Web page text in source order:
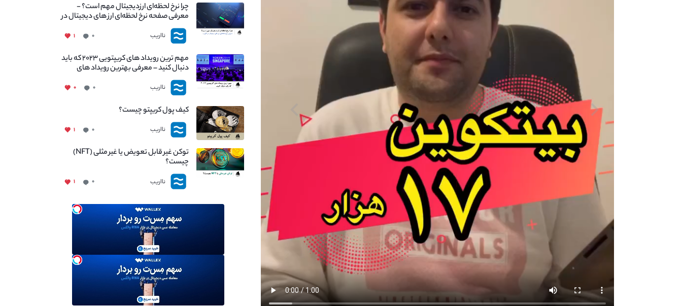
چرا نرخ لحظه‌ای ارزدیجیتال مهم است؟ -
معرفی صفحه نرخ لحظه‌ای ارز های دیجیتال در
نااریب
نااریب ۰ ۱
مهم ترین رویداد های کریپتویی ۲۰۲۳ که باید
دنبال کنید – معرفی بهترین رویداد های
جهانی
نااریب ۰ ۰
کیف پول کریپتو چیست؟
نااریب ۰ ۱
توکن غیر قابل تعویض یا غیر مثلی (NFT)
چیست؟
نااریب ۰ ۱